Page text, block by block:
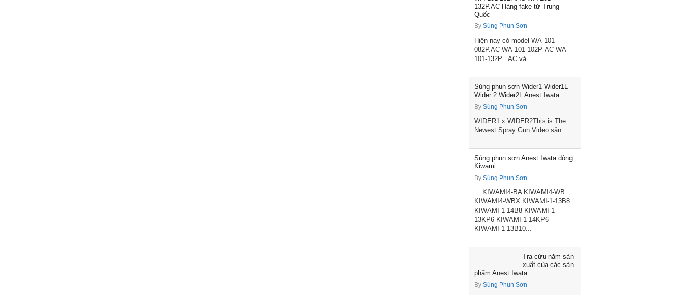
132P.AC Hàng fake từ Trung
Quốc
By Súng Phun Sơn
Hiện nay có model WA-101-
082P.AC WA-101-102P-AC WA-
101-132P . AC và...
Súng phun sơn Wider1 Wider1L
Wider 2 Wider2L Anest Iwata
By Súng Phun Sơn
WIDER1 x WIDER2This is The
Newest Spray Gun Video sản...
Súng phun sơn Anest Iwata dòng
Kiwami
By Súng Phun Sơn
KIWAMI4-BA KIWAMI4-WB
KIWAMI4-WBX KIWAMI-1-13B8
KIWAMI-1-14B8 KIWAMI-1-
13KP6 KIWAMI-1-14KP6
KIWAMI-1-13B10...
Tra cứu năm sản
xuất của các sản
phẩm Anest Iwata
By Súng Phun Sơn